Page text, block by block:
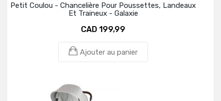
Petit Coulou - Chancelière Pour Poussettes, Landeaux
Et Traineux - Galaxie
CAD 199,99
Ajouter au panier